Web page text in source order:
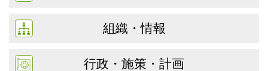
組織・情報
行政・施策・計画